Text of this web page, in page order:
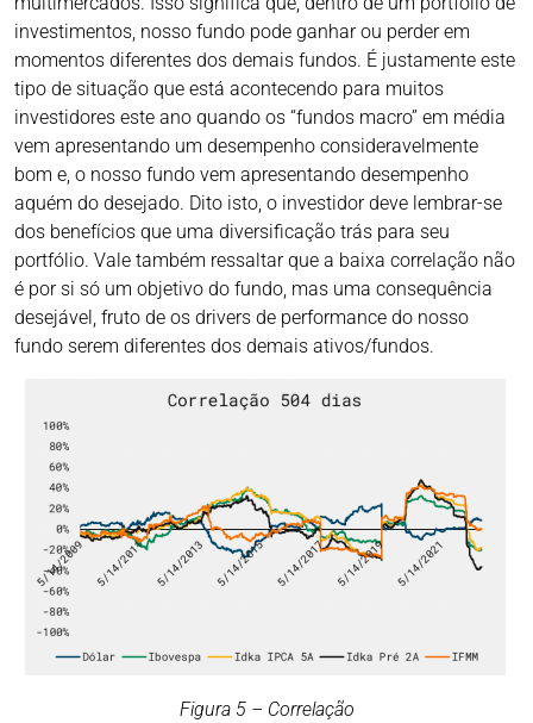
investimentos, nosso fundo pode ganhar ou perder em
momentos diferentes dos demais fundos. É justamente este
tipo de situação que está acontecendo para muitos
investidores este ano quando os “fundos macro” em média
vem apresentando um desempenho consideravelmente
bom e, o nosso fundo vem apresentando desempenho
aquém do desejado. Dito isto, o investidor deve lembrar-se
dos benefícios que uma diversificação trás para seu
portfólio. Vale também ressaltar que a baixa correlação não
é por si só um objetivo do fundo, mas uma consequência
desejável, fruto de os drivers de performance do nosso
fundo serem diferentes dos demais ativos/fundos.
Figura 5 – Correlação